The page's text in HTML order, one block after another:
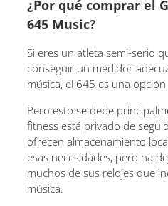
¿Por qué comprar el
645 Music?
Si eres un atleta semi-serio
conseguir un medidor
música, el 645 es una
Pero esto se debe
fitness está privado de
ofrecen almacenamiento
esas necesidades, pero ha
muchos de sus relojes que
música.